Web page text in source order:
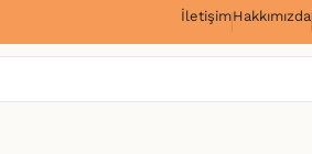
var!
yakala.
İletişimHakkımızda